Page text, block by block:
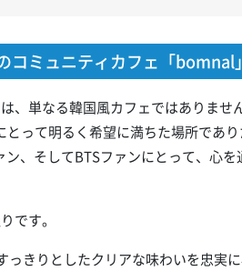
コミュニティカフェ「bomnal
、単なる韓国風カフェではありま
って明るく希望に満ちた場所であ
、そしてBTSファンにとって、心
です。
っきりとしたクリアな味わいを忠実に